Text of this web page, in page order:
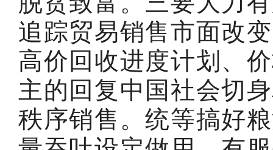
追踪贸易销售市面改
高价回收进度计划、
主的回复中国社会切
秩序销售。统等搞好